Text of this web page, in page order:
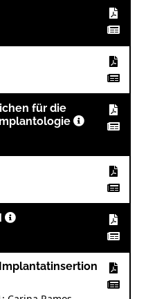
für die